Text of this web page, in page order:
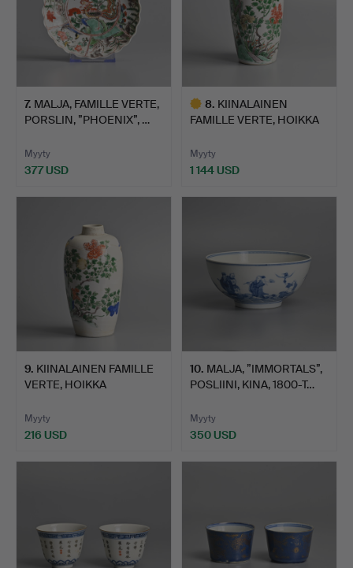
7. MALJA, FAMILLE VERTE,
PORSLIN, ”PHOENIX”, …
Myyty
377 USD
8. KIINALAINEN
FAMILLE VERTE, HOIKKA
Myyty
1 144 USD
9. KIINALAINEN FAMILLE
VERTE, HOIKKA
Myyty
216 USD
10. MALJA, ”IMMORTALS”,
POSLIINI, KINA, 1800-T…
Myyty
350 USD